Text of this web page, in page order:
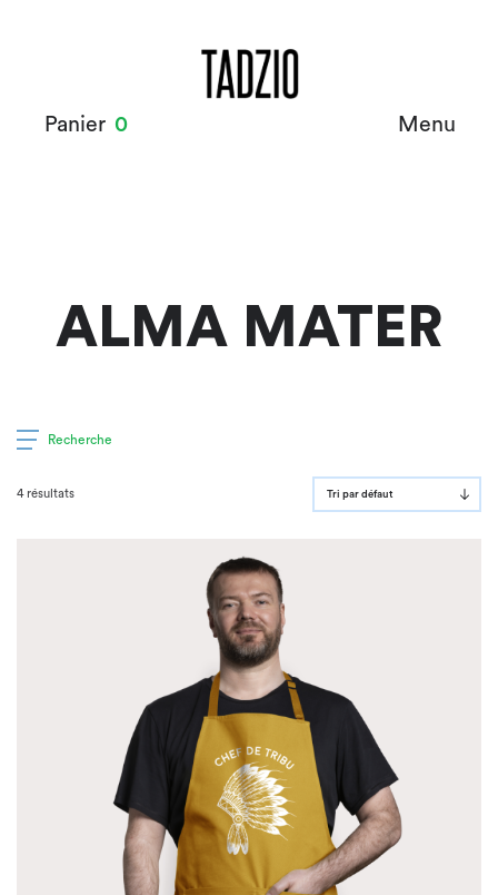
Panier 0 Menu
ALMA MATER
Recherche
4 résultats Tri par défaut